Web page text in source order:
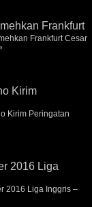
Frankfurt
Frankfurt Cesar
Kirim
Kirim Peringatan
2016 Liga
2016 Liga Inggris –